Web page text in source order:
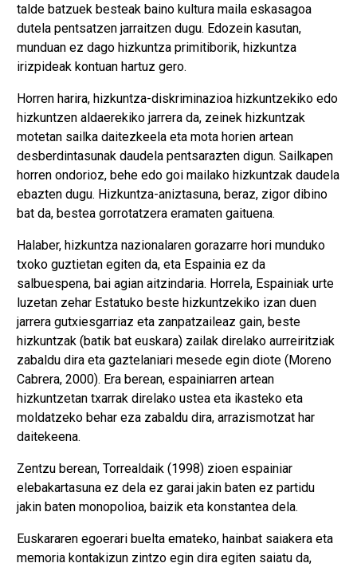
talde batzuek besteak baino kultura maila eskasagoa
dutela pentsatzen jarraitzen dugu. Edozein kasutan,
munduan ez dago hizkuntza primitiborik, hizkuntza
irizpideak kontuan hartuz gero.
Horren harira, hizkuntza-diskriminazioa hizkuntzekiko edo
hizkuntzen aldaerekiko jarrera da, zeinek hizkuntzak
motetan sailka daitezkeela eta mota horien artean
desberdintasunak daudela pentsarazten digun. Sailkapen
horren ondorioz, behe edo goi mailako hizkuntzak daudela
ebazten dugu. Hizkuntza-aniztasuna, beraz, zigor dibino
bat da, bestea gorrotatzera eramaten gaituena.
Halaber, hizkuntza nazionalaren gorazarre hori munduko
txoko guztietan egiten da, eta Espainia ez da
salbuespena, bai agian aitzindaria. Horrela, Espainiak urte
luzetan zehar Estatuko beste hizkuntzekiko izan duen
jarrera gutxiesgarriaz eta zanpatzaileaz gain, beste
hizkuntzak (batik bat euskara) zailak direlako aurreiritziak
zabaldu dira eta gaztelaniari mesede egin diote (Moreno
Cabrera, 2000). Era berean, espainiarren artean
hizkuntzetan txarrak direlako ustea eta ikasteko eta
moldatzeko behar eza zabaldu dira, arrazismotzat har
daitekeena.
Zentzu berean, Torrealdaik (1998) zioen espainiar
elebakartasuna ez dela ez garai jakin baten ez partidu
jakin baten monopolioa, baizik eta konstantea dela.
Euskararen egoerari buelta emateko, hainbat saiakera eta
memoria kontakizun zintzo egin dira egiten saiatu da,